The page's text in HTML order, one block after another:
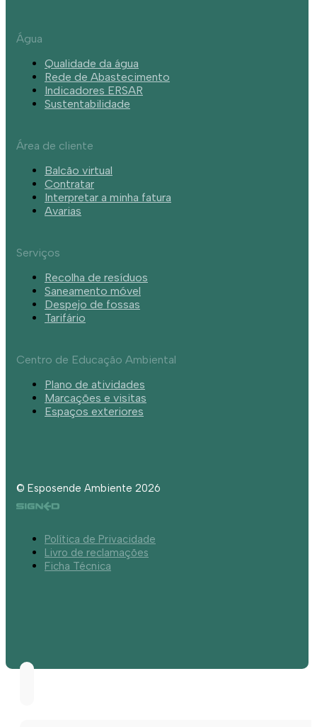
Água
Qualidade da água
Rede de Abastecimento
Indicadores ERSAR
Sustentabilidade
Área de cliente
Balcão virtual
Contratar
Interpretar a minha fatura
Avarias
Serviços
Recolha de resíduos
Saneamento móvel
Despejo de fossas
Tarifário
Centro de Educação Ambiental
Plano de atividades
Marcações e visitas
Espaços exteriores
© Esposende Ambiente 2026
Política de Privacidade
Livro de reclamações
Ficha Técnica